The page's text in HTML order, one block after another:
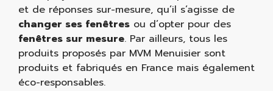
et de réponses sur-mesure, qu’il s’agisse de
changer ses fenêtresou d’opter pour des
fenêtres sur mesure. Par ailleurs, tous les
produits proposés par MVM Menuisier sont
produits et fabriqués en France mais également
éco-responsables.